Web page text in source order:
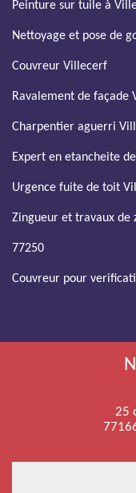
Peinture sur tuile à
Nettoyage et pose de
Couvreur Villecerf
Ravalement de façade
Charpentier aguerri
Expert en etancheite
Urgence fuite de toit
Zingueur et travaux
77250
Couvreur pour
25